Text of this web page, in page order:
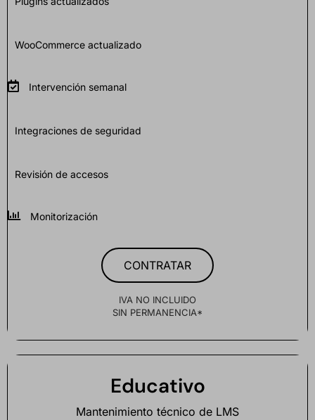
WooCommerce actualizado
Intervención semanal
Integraciones de seguridad
Revisión de accesos
Monitorización
CONTRATAR
IVA NO INCLUIDO
SIN PERMANENCIA*
Educativo
Mantenimiento técnico de LMS